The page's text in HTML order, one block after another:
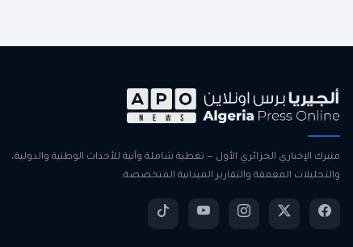
منبرك الإخباري الجزائري الأول — تغطية شاملة وآنية للأحداث الوطنية والدولية،
والتحليلات المعمقة والتقارير الميدانية المتخصصة.